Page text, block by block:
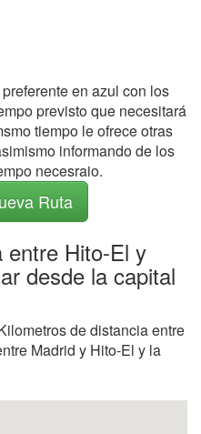
en azul con los
previsto que necesitará
tiempo le ofrece otras
informando de los
necesraio.
Ruta
entre Hito-El y
desde la capital
de distancia entre
Madrid y Hito-El y la